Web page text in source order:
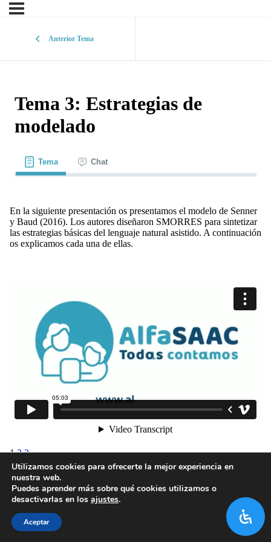
Anterior Tema
Tema 3: Estrategias de
modelado
Tema Chat
En la siguiente presentación os presentamos el modelo de Senner
y Baud (2016). Los autores diseñaron SMORRES para sintetizar
las estrategias básicas del lenguaje natural asistido. A continuación
os explicamos cada una de ellas.
1 2 3
Utilizamos cookies para ofrecerte la mejor experiencia en
nuestra web.
Puedes aprender más sobre qué cookies utilizamos o
desactivarlas en los ajustes.
Aceptar